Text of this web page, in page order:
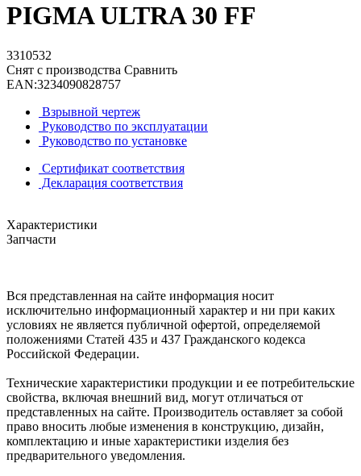
PIGMA ULTRA 30 FF
3310532
Снят с производства Сравнить
EAN:3234090828757
Взрывной чертеж
Руководство по эксплуатации
Руководство по установке
Сертификат соответствия
Декларация соответствия
Характеристики
Запчасти
Вся представленная на сайте информация носит
исключительно информационный характер и ни при каких
условиях не является публичной офертой, определяемой
положениями Статей 435 и 437 Гражданского кодекса
Российской Федерации.
Технические характеристики продукции и ее потребительские
свойства, включая внешний вид, могут отличаться от
представленных на сайте. Производитель оставляет за собой
право вносить любые изменения в конструкцию, дизайн,
комплектацию и иные характеристики изделия без
предварительного уведомления.